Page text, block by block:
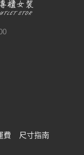
費
尺寸指南